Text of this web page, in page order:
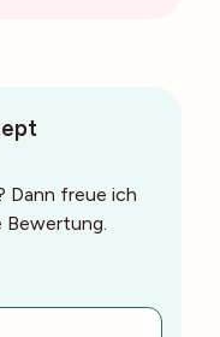
Dann freue ich
Bewertung.